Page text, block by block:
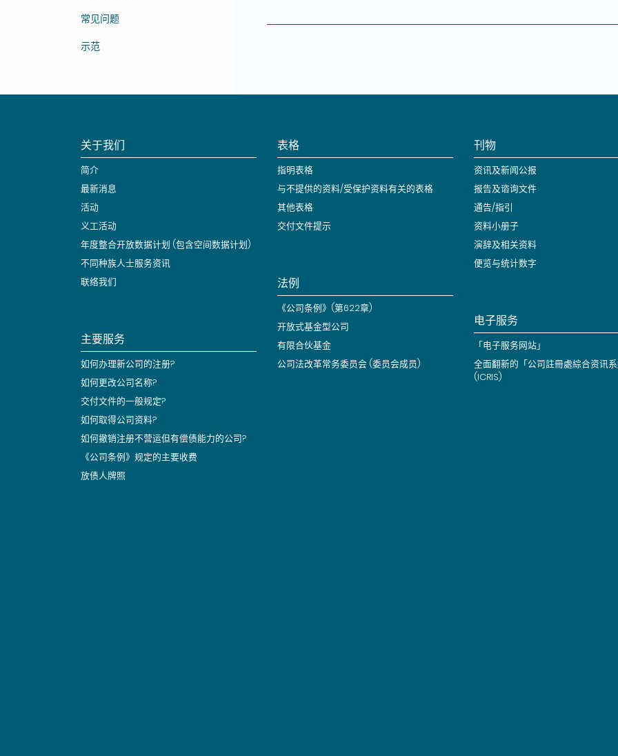
常见问题
示范
关于我们
简介
最新消息
活动
义工活动
年度整合开放数据计划 (包含空间数据计划)
不同种族人士服务资讯
联络我们
主要服务
如何办理新公司的注册?
如何更改公司名称?
交付文件的一般规定?
如何取得公司资料?
如何撤销注册不营运但有偿债能力的公司?
《公司条例》规定的主要收费
放债人牌照
表格
指明表格
与不提供的资料/受保护资料有关的表格
其他表格
交付文件提示
法例
《公司条例》(第622章)
开放式基金型公司
有限合伙基金
公司法改革常务委员会 (委员会成员)
刊物
资讯及新闻公报
报告及谘询文件
通告/指引
资料小册子
演辞及相关资料
便览与统计数字
电子服务
「电子服务网站」
全面翻新的「公司註冊處綜合资讯系
(ICRIS)